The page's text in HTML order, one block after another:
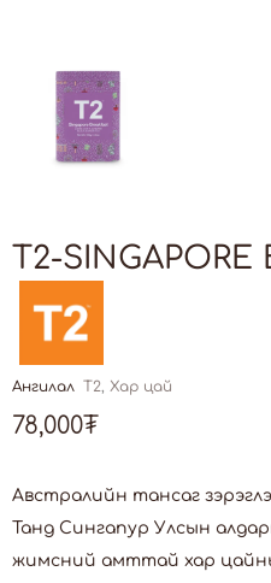
T2-SINGAPORE
Ангилал Т2, Хар цай
78,000₮
Австралийн тансаг
Танд Сингапур Улсын
жимсний амттай хар